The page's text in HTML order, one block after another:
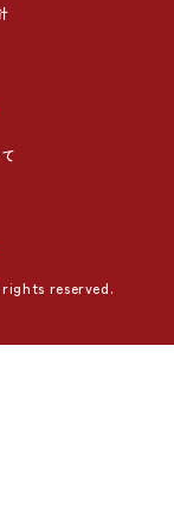
reserved.